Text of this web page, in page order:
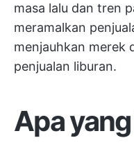
masa lalu dan tren
meramalkan
menjauhkan merek
penjualan liburan.
Apa